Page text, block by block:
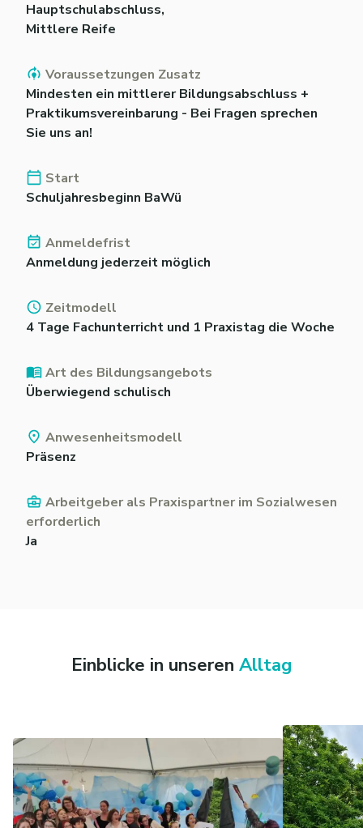
Hauptschulabschluss,
Mittlere Reife
Voraussetzungen Zusatz
Mindesten ein mittlerer Bildungsabschluss +
Praktikumsvereinbarung - Bei Fragen sprechen
Sie uns an!
Start
Schuljahresbeginn BaWü
Anmeldefrist
Anmeldung jederzeit möglich
Zeitmodell
4 Tage Fachunterricht und 1 Praxistag die Woche
Art des Bildungsangebots
Überwiegend schulisch
Anwesenheitsmodell
Präsenz
Arbeitgeber als Praxispartner im Sozialwesen
erforderlich
Ja
Einblicke in unseren Alltag